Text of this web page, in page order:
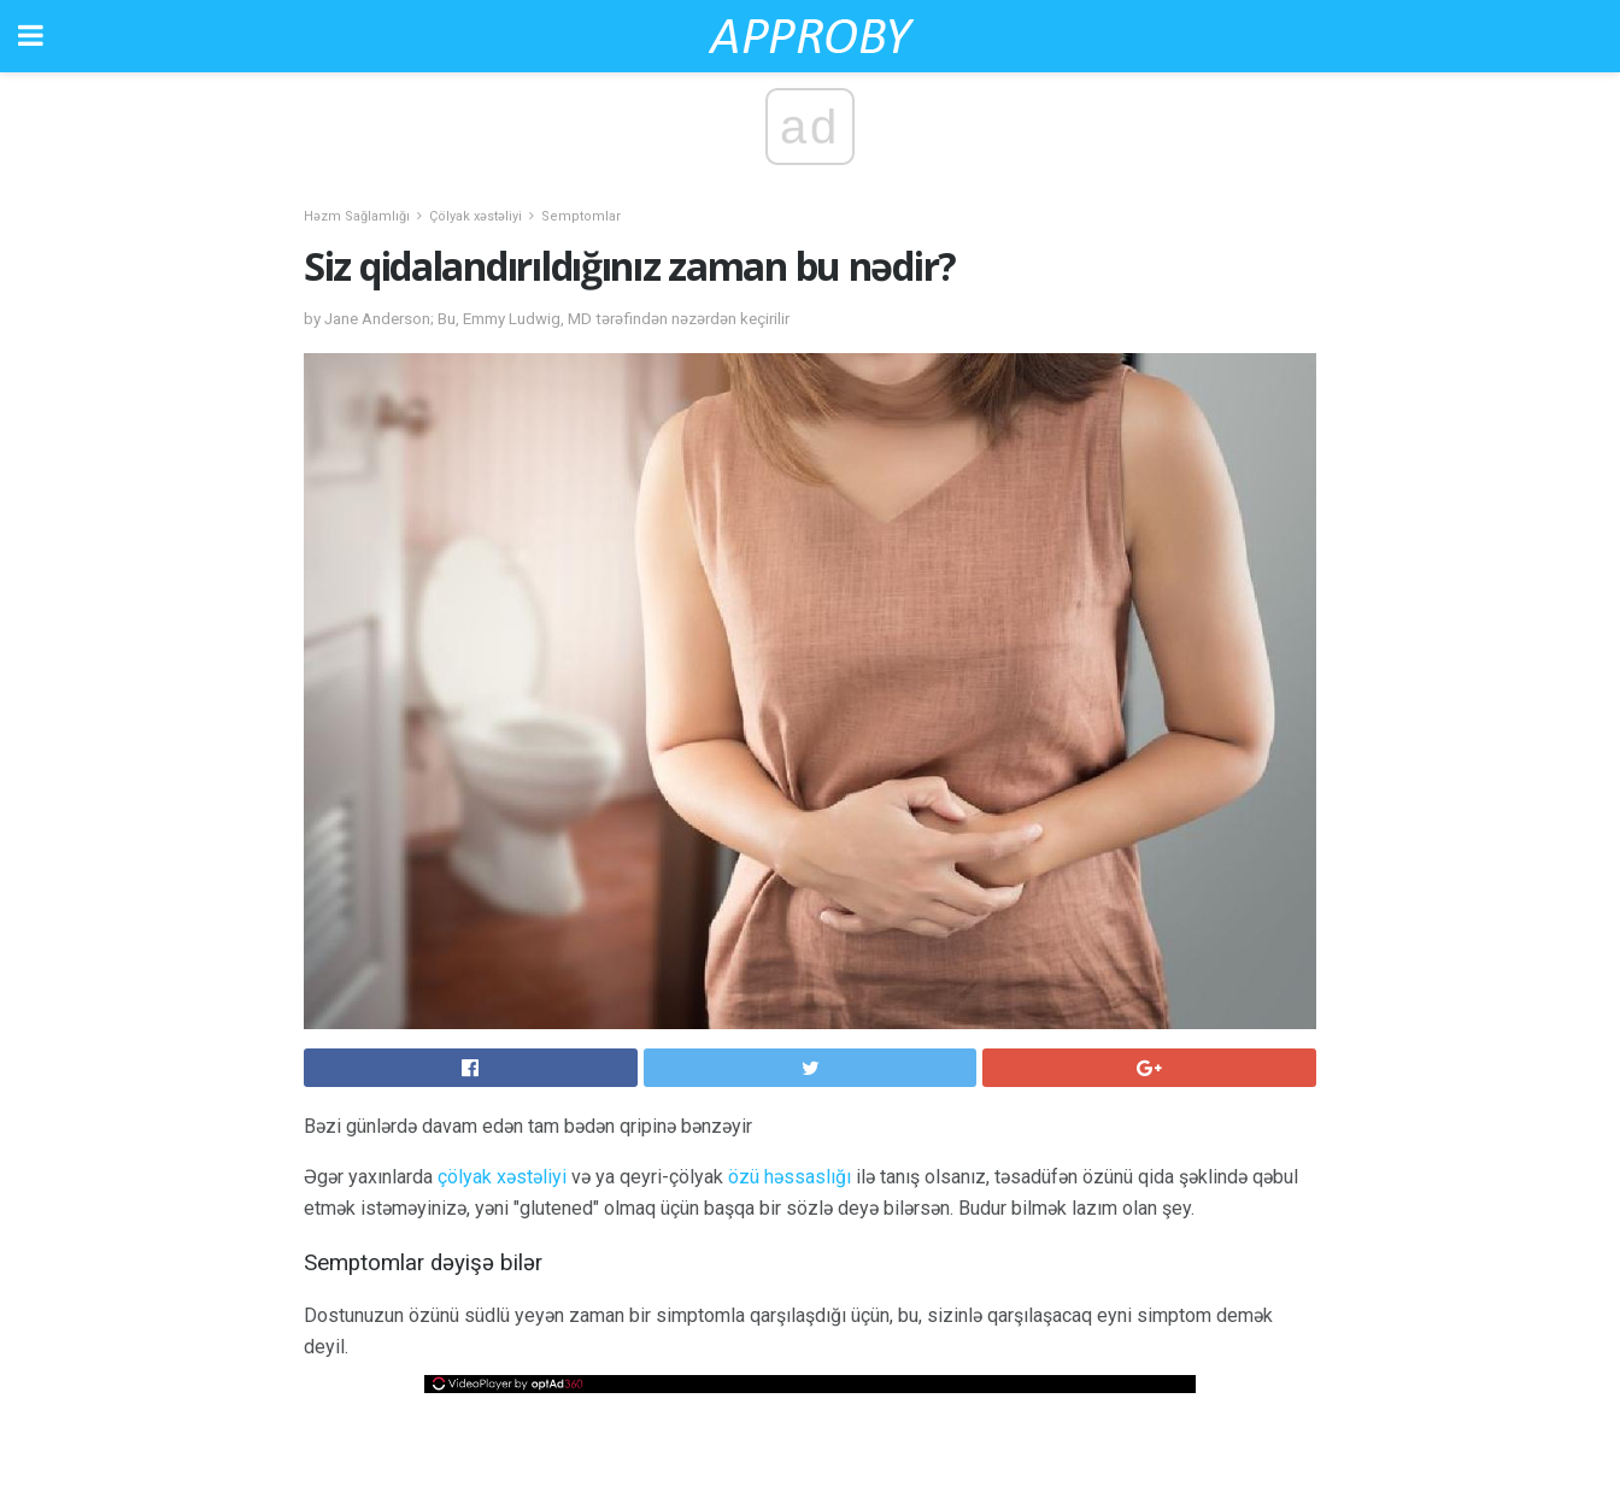
ad
Həzm Sağlamlığı Çölyak xəstəliyi Semptomlar
Siz qidalandırıldığınız zaman bu nədir?
by Jane Anderson; Bu, Emmy Ludwig, MD tərəfindən nəzərdən keçirilir
Bəzi günlərdə davam edən tam bədən qripinə bənzəyir
Əgər yaxınlarda çölyak xəstəliyi və ya qeyri-çölyak özü həssaslığı ilə tanış olsanız, təsadüfən özünü qida şəklində qəbul
etmək istəməyinizə, yəni "glutened" olmaq üçün başqa bir sözlə deyə bilərsən. Budur bilmək lazım olan şey.
Semptomlar dəyişə bilər
Dostunuzun özünü südlü yeyən zaman bir simptomla qarşılaşdığı üçün, bu, sizinlə qarşılaşacaq eyni simptom demək
deyil.